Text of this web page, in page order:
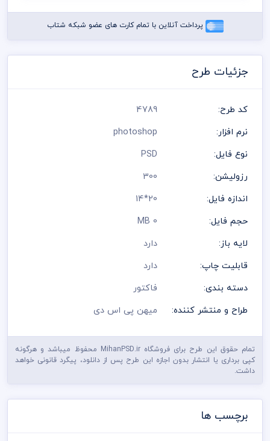
پرداخت آنلاین با تمام کارت های عضو شبکه شتاب
جزئیات طرح
کد طرح:
4789
نرم افزار:
photoshop
نوع فایل:
PSD
رزولیشن:
300
اندازه فایل:
20*14
حجم فایل:
0 MB
لایه باز:
دارد
قابلیت چاپ:
دارد
دسته بندی:
فاکتور
طراح و منتشر کننده:
میهن پی اس دی
تمام حقوق این طرح برای فروشگاه MihanPSD.ir محفوظ میباشد و هرگونه
کپی برداری یا انتشار بدون اجازه این طرح پس از دانلود، پیگرد قانونی خواهد
داشت.
برچسب ها
رعایت کلیه قوانین موجود در سایت به عهده خریدار می باشد